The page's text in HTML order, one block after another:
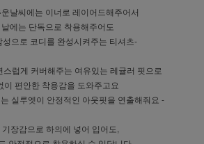
날씨에는 이너로 레이어드해주어서
에는 단독으로 착용해주어도
성으로 코디를 완성시켜주는 티셔츠-
스럽게 커버해주는 여유있는 레귤러 핏으로
이 편안한 착용감을 도와주고요
실루엣이 안정적인 아웃핏을 연출해줘요 -
기장감으로 하의에 넣어 입어도,